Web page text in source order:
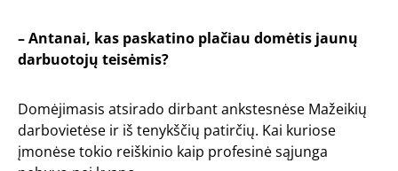
– Antanai, kas paskatino plačiau domėtis jaunų
darbuotojų teisėmis?
Domėjimasis atsirado dirbant ankstesnėse Mažeikių
darbovietėse ir iš tenykščių patirčių. Kai kuriose
įmonėse tokio reiškinio kaip profesinė sąjunga